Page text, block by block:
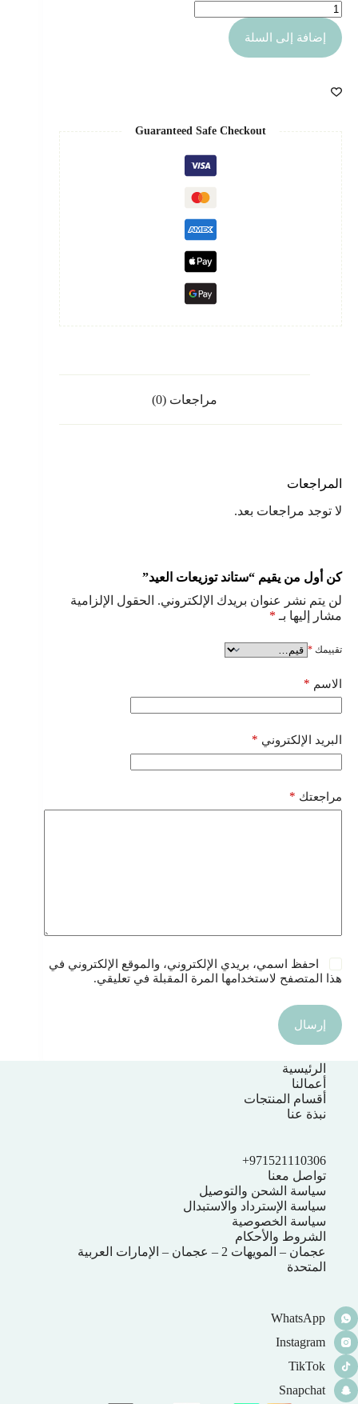
كمية
ستاند
توزيعات
العيد
إضافة إلى السلة
Guaranteed Safe Checkout
مراجعات (0)
المراجعات
لا توجد مراجعات بعد.
كن أول من يقيم “ستاند توزيعات العيد”
لن يتم نشر عنوان بريدك الإلكتروني. الحقول الإلزامية
مشار إليها بـ *
تقييمك *
الاسم *
البريد الإلكتروني *
مراجعتك *
احفظ اسمي، بريدي الإلكتروني، والموقع الإلكتروني في
هذا المتصفح لاستخدامها المرة المقبلة في تعليقي.
إرسال
الرئيسية
أعمالنا
أقسام المنتجات
نبذة عنا
971521110306+
تواصل معنا
سياسة الشحن والتوصيل
سياسة الإسترداد والاستبدال
سياسة الخصوصية
الشروط والأحكام
عجمان – المويهات 2 – عجمان – الإمارات العربية
المتحدة
WhatsApp
Instagram
TikTok
Snapchat